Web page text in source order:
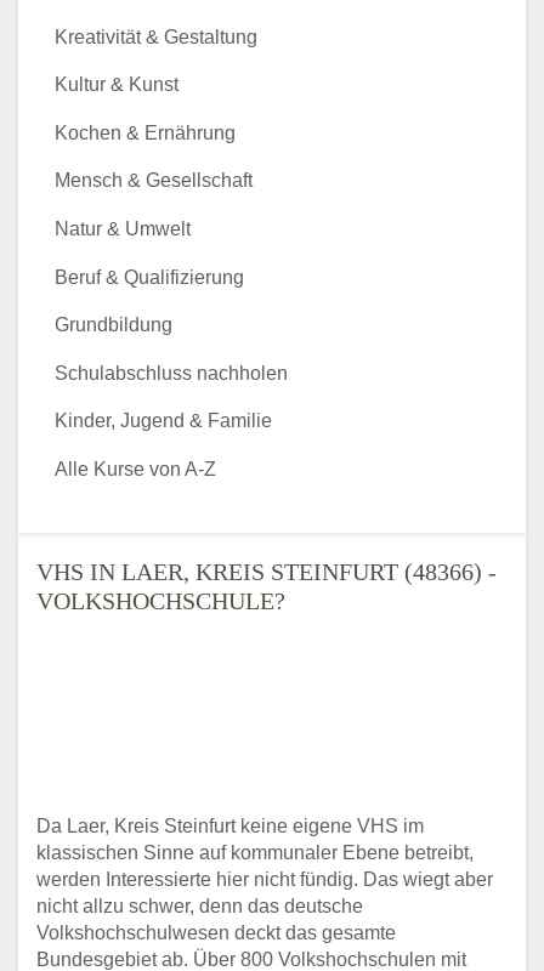
VHS IN LAER, KREIS STEINFURT (48366) -
VOLKSHOCHSCHULE?
Da Laer, Kreis Steinfurt keine eigene VHS im
klassischen Sinne auf kommunaler Ebene betreibt,
werden Interessierte hier nicht fündig. Das wiegt aber
nicht allzu schwer, denn das deutsche
Volkshochschulwesen deckt das gesamte
Bundesgebiet ab. Über 800 Volkshochschulen mit
Kreativität & Gestaltung
Kultur & Kunst
Kochen & Ernährung
Mensch & Gesellschaft
Natur & Umwelt
Beruf & Qualifizierung
Grundbildung
Schulabschluss nachholen
Kinder, Jugend & Familie
Alle Kurse von A-Z